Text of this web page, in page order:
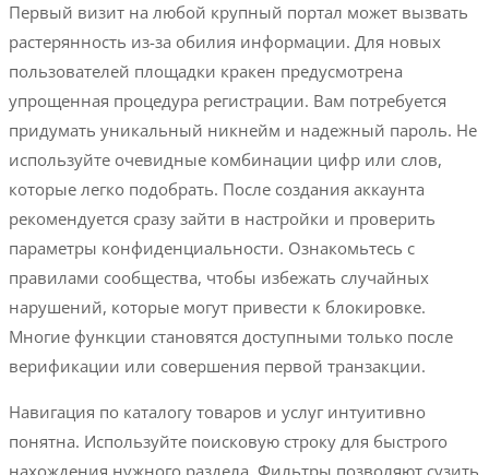
Первый визит на любой крупный портал может вызвать
растерянность из-за обилия информации. Для новых
пользователей площадки кракен предусмотрена
упрощенная процедура регистрации. Вам потребуется
придумать уникальный никнейм и надежный пароль. Не
используйте очевидные комбинации цифр или слов,
которые легко подобрать. После создания аккаунта
рекомендуется сразу зайти в настройки и проверить
параметры конфиденциальности. Ознакомьтесь с
правилами сообщества, чтобы избежать случайных
нарушений, которые могут привести к блокировке.
Многие функции становятся доступными только после
верификации или совершения первой транзакции.
Навигация по каталогу товаров и услуг интуитивно
понятна. Используйте поисковую строку для быстрого
нахождения нужного раздела. Фильтры позволяют сузить